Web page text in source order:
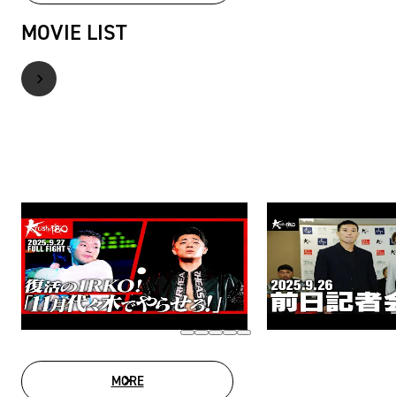
MOVIE LIST
MOREMOVIE LIST